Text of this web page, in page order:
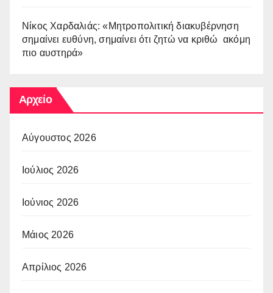
Νίκος Χαρδαλιάς: «Μητροπολιτική διακυβέρνηση
σημαίνει ευθύνη, σημαίνει ότι ζητώ να κριθώ ακόμη
πιο αυστηρά»
Αρχείο
Αύγουστος 2026
Ιούλιος 2026
Ιούνιος 2026
Μάιος 2026
Απρίλιος 2026